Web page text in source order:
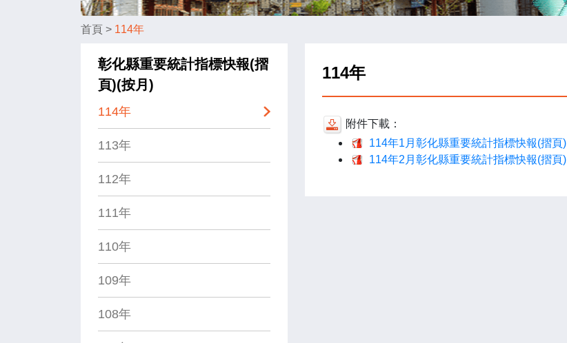
首頁 > 114年
彰化縣重要統計指標快報(摺
頁)(按月)
114年
113年
112年
111年
110年
109年
108年
114年
附件下載：
114年1月彰化縣重要統計指標快報(摺頁)
114年2月彰化縣重要統計指標快報(摺頁)